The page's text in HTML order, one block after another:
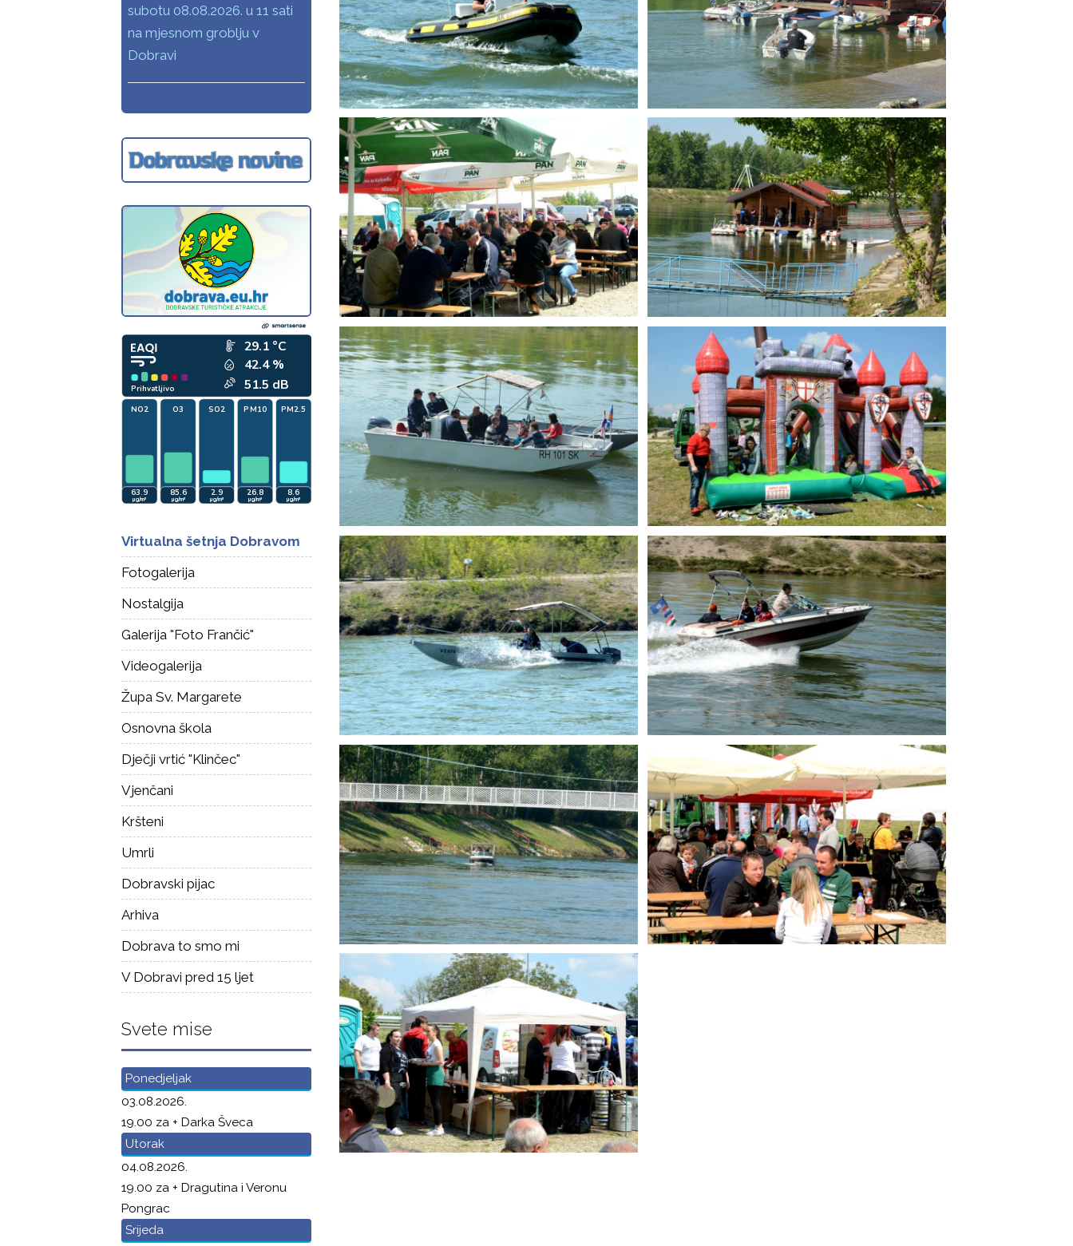
subotu 08.08.2026. u 11 sati
na mjesnom groblju v
Dobravi
Virtualna šetnja Dobravom
Fotogalerija
Nostalgija
Galerija "Foto Frančić"
Videogalerija
Župa Sv. Margarete
Osnovna škola
Dječji vrtić "Klinčec"
Vjenčani
Kršteni
Umrli
Dobravski pijac
Arhiva
Dobrava to smo mi
V Dobravi pred 15 ljet
Svete mise
Ponedjeljak
03.08.2026.
19.00 za + Darka Šveca
Utorak
04.08.2026.
19.00 za + Dragutina i Veronu
Pongrac
Srijeda